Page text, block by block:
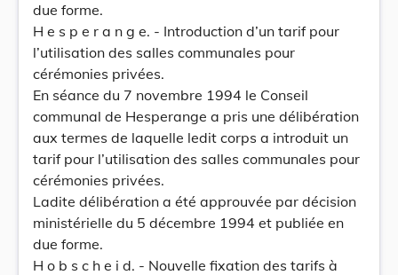
due forme.
H e s p e r a n g e. - Introduction d’un tarif pour
l’utilisation des salles communales pour
cérémonies privées.
En séance du 7 novembre 1994 le Conseil
communal de Hesperange a pris une délibération
aux termes de laquelle ledit corps a introduit un
tarif pour l’utilisation des salles communales pour
cérémonies privées.
Ladite délibération a été approuvée par décision
ministérielle du 5 décembre 1994 et publiée en
due forme.
H o b s c h e i d. - Nouvelle fixation des tarifs à